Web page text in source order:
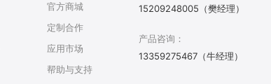
官方商城
定制合作
应用市场
帮助与支持
15209248005（樊经理）
产品咨询：
13359275467（牛经理）